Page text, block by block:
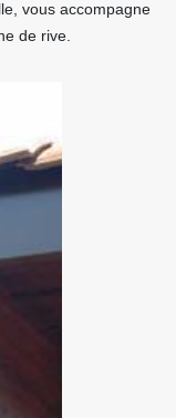
vous accompagne
de rive.